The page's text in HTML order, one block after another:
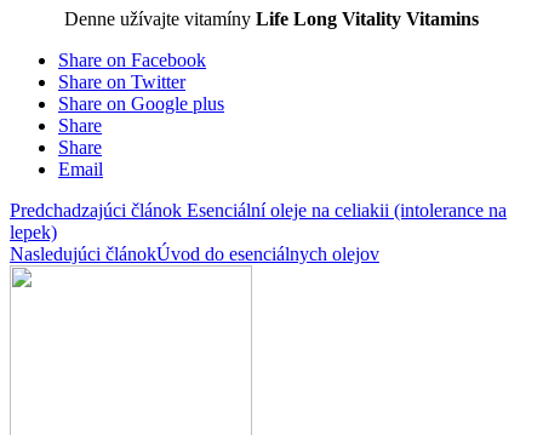
Denne užívajte vitamíny Life Long Vitality Vitamins
Share on Facebook
Share on Twitter
Share on Google plus
Share
Share
Email
Predchadzajúci článok Esenciální oleje na celiakii (intolerance na
lepek)
Nasledujúci článokÚvod do esenciálnych olejov